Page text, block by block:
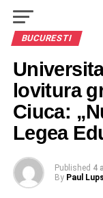
BUCURESTI
lovitura
Ciuca:
Legea
Published 4
By Paul